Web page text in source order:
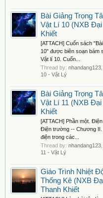
Bài Giảng Trọng
Vật Lí 10 (NXB
Khiết
[ATTACH] Cuốn sách
10" được biên soạn bám
Vật lí 10. Cuốn...
Thread by: nhandang123
10 - Vật Lý
Bài Giảng Trọng
Vật Lí 11 (NXB
Khiết
[ATTACH] Phần một.
Điện trường -- Chương II.
điện trong các...
Thread by: nhandang123
11 - Vật Lý
Giáo Trình Nhiệt
Thống Kê (NXB
Thanh Khiết